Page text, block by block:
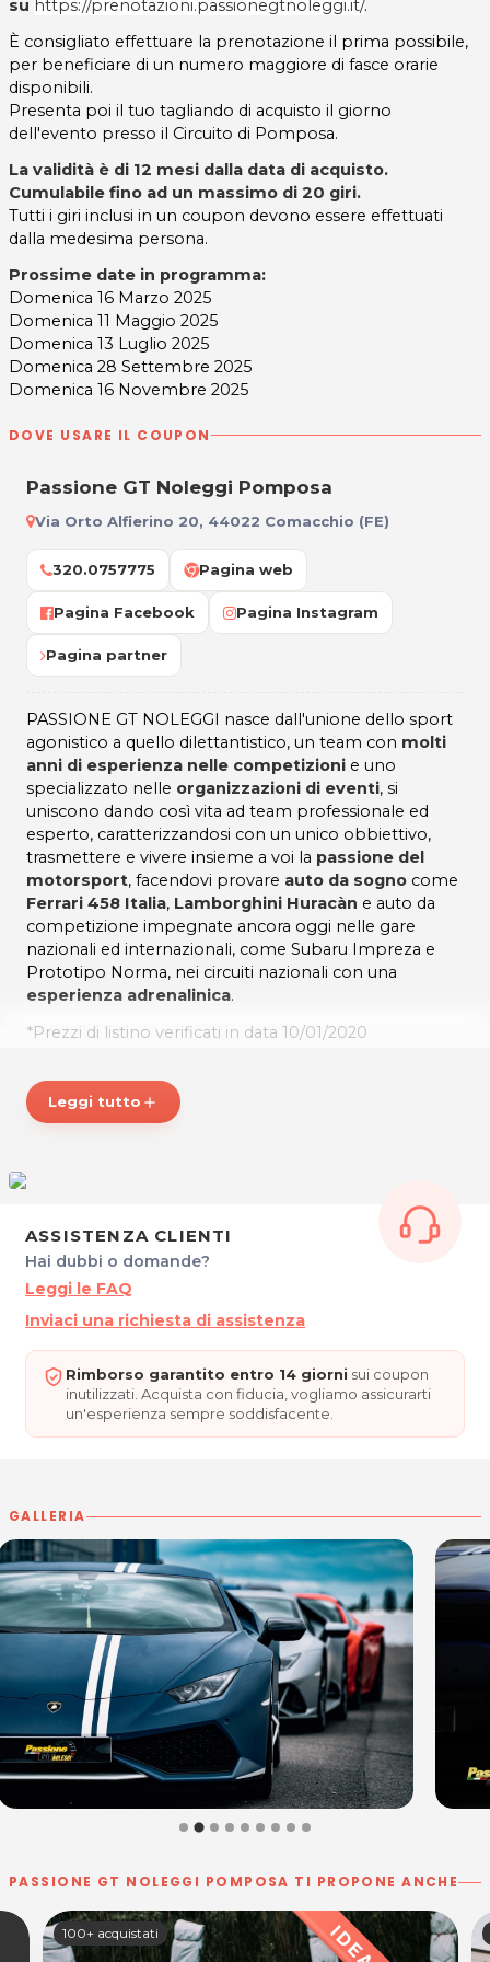
su https://prenotazioni.passionegtnoleggi.it/.
È consigliato effettuare la prenotazione il prima possibile,
per beneficiare di un numero maggiore di fasce orarie
disponibili.
Presenta poi il tuo tagliando di acquisto il giorno
dell'evento presso il Circuito di Pomposa.
La validità è di 12 mesi dalla data di acquisto.
Cumulabile fino ad un massimo di 20 giri.
Tutti i giri inclusi in un coupon devono essere effettuati
dalla medesima persona.
Prossime date in programma:
Domenica 16 Marzo 2025
Domenica 11 Maggio 2025
Domenica 13 Luglio 2025
Domenica 28 Settembre 2025
Domenica 16 Novembre 2025
DOVE USARE IL COUPON
Passione GT Noleggi Pomposa
Via Orto Alfierino 20, 44022 Comacchio (FE)
320.0757775 Pagina web
Pagina Facebook Pagina Instagram
Pagina partner
PASSIONE GT NOLEGGI nasce dall'unione dello sport
agonistico a quello dilettantistico, un team con molti
anni di esperienza nelle competizioni e uno
specializzato nelle organizzazioni di eventi, si
uniscono dando così vita ad team professionale ed
esperto, caratterizzandosi con un unico obbiettivo,
trasmettere e vivere insieme a voi la passione del
motorsport, facendovi provare auto da sogno come
Ferrari 458 Italia, Lamborghini Huracàn e auto da
competizione impegnate ancora oggi nelle gare
nazionali ed internazionali, come Subaru Impreza e
Prototipo Norma, nei circuiti nazionali con una
esperienza adrenalinica.
*Prezzi di listino verificati in data 10/01/2020
ORARIO SEGRETERIA
Lun - Ven: 9.00 - 13:00 / 14.00 18.00
Tel. 320 0757775 - 335 5627797
P.IVA 03684591203
Per ulteriori informazioni sull'offerta o sulle modalità di
Leggi tutto add
ASSISTENZA CLIENTI
Hai dubbi o domande?
Leggi le FAQ
Inviaci una richiesta di assistenza
Rimborso garantito entro 14 giorni sui coupon
inutilizzati. Acquista con fiducia, vogliamo assicurarti
un'esperienza sempre soddisfacente.
GALLERIA
PASSIONE GT NOLEGGI POMPOSA TI PROPONE ANCHE
100+ acquistati